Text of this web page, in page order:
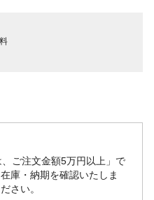
、ご注文金額5万円以上」で
庫・納期を確認いたしま
さい。